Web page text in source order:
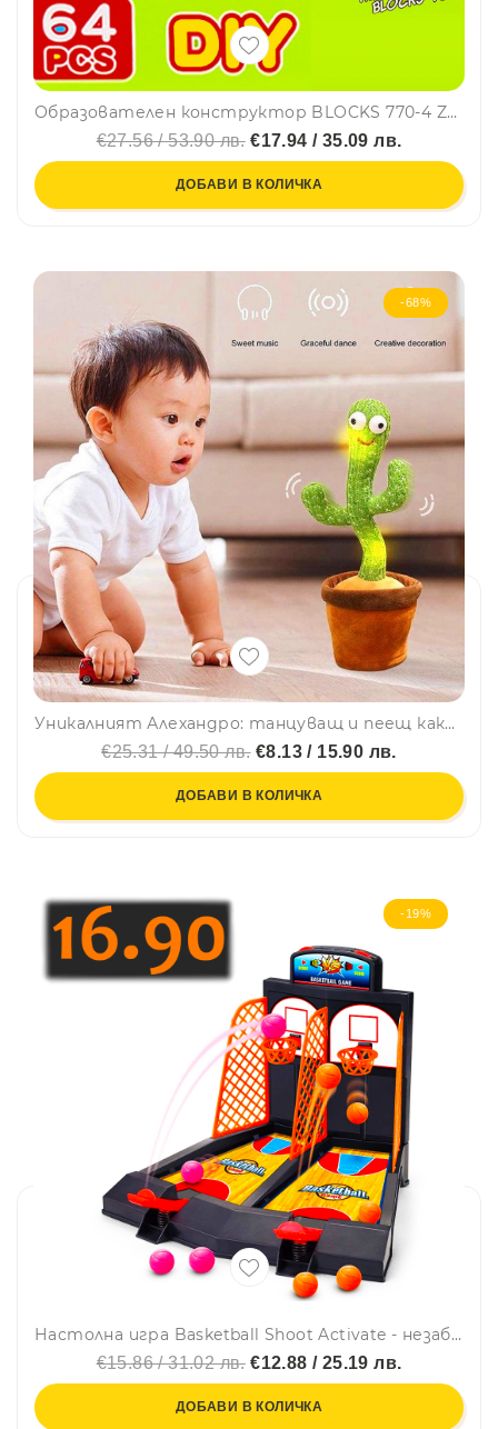
Образователен конструктор BLOCKS 770-4 ZOO 🦗 - 64 части, 3+
€27.56 / 53.90 лв.€17.94 / 35.09 лв.
ДОБАВИ В КОЛИЧКА
-68%
Уникалният Алехандро: танцуващ и пеещ кактус - повтаря, пее песни, свети и танцува
€25.31 / 49.50 лв.€8.13 / 15.90 лв.
ДОБАВИ В КОЛИЧКА
-19%
Настолна игра Basketball Shoot Activate - незабравими забавления с баскетболни умения!
€15.86 / 31.02 лв.€12.88 / 25.19 лв.
ДОБАВИ В КОЛИЧКА